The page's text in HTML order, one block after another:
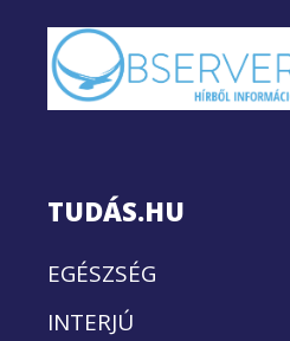
TUDÁS.HU
EGÉSZSÉG
INTERJÚ